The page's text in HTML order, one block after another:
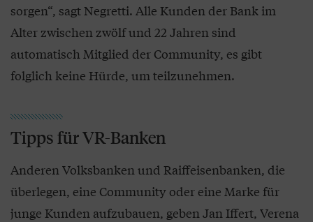
sorgen“, sagt Negretti. Alle Kunden der Bank im
Alter zwischen zwölf und 22 Jahren sind
automatisch Mitglied der Community, es gibt
folglich keine Hürde, um teilzunehmen.
Tipps für VR-Banken
Anderen Volksbanken und Raiffeisenbanken, die
überlegen, eine Community oder eine Marke für
junge Kunden aufzubauen, geben Jan Iffert, Verena